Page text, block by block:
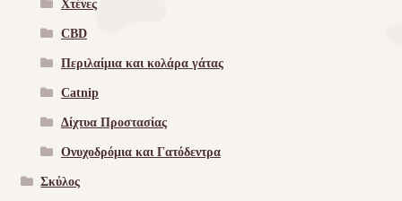
Χτένες
CBD
Περιλαίμια και κολάρα γάτας
Catnip
Δίχτυα Προστασίας
Ονυχοδρόμια και Γατόδεντρα
Σκύλος